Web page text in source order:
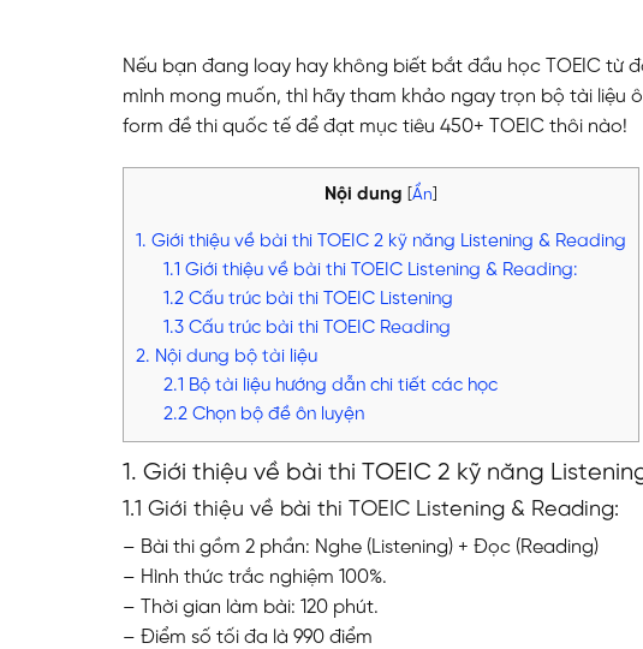
Nếu bạn đang loay hay không biết bắt đầu học TOEIC từ
mình mong muốn, thì hãy tham khảo ngay trọn bộ tài liệu
form đề thi quốc tế để đạt mục tiêu 450+ TOEIC thôi nào!
Nội dung Ẩn
1. Giới thiệu về bài thi TOEIC 2 kỹ năng Listening & Reading
1.1 Giới thiệu về bài thi TOEIC Listening & Reading:
1.2 Cấu trúc bài thi TOEIC Listening
1.3 Cấu trúc bài thi TOEIC Reading
2. Nội dung bộ tài liệu
2.1 Bộ tài liệu hướng dẫn chi tiết các học
2.2 Chọn bộ đề ôn luyện
1. Giới thiệu về bài thi TOEIC 2 kỹ năng
1.1 Giới thiệu về bài thi TOEIC Listening & Reading:
– Bài thi gồm 2 phần: Nghe (Listening) + Đọc (Reading)
– Hình thức trắc nghiệm 100%.
– Thời gian làm bài: 120 phút.
– Điểm số tối đa là 990 điểm